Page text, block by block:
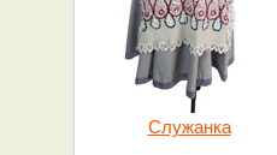
Служанка